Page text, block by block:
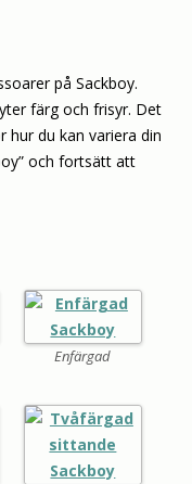
på Sackboy.
färg och frisyr. Det
du kan variera din
och fortsätt att
Enfärgad